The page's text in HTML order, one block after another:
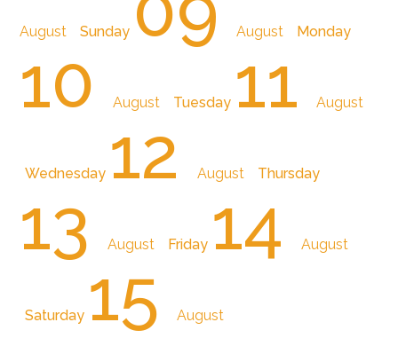
August Sunday August Monday
10August Tuesday 11August
Wednesday 12August Thursday
13August Friday 14August
Saturday 15August